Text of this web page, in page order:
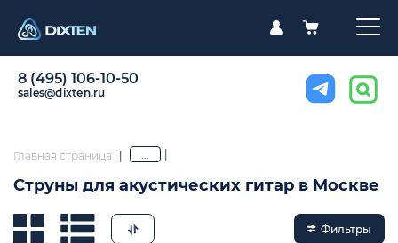
8 (495) 106-10-50
sales@dixten.ru
Главная страница | ...
Струны для акустических гитар в Москве
Фильтры